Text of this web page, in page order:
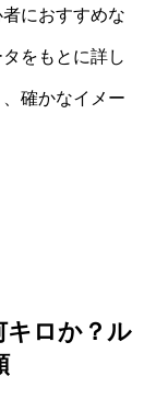
におすすめな
をもとに詳し
確かなイメー
キロか？ル